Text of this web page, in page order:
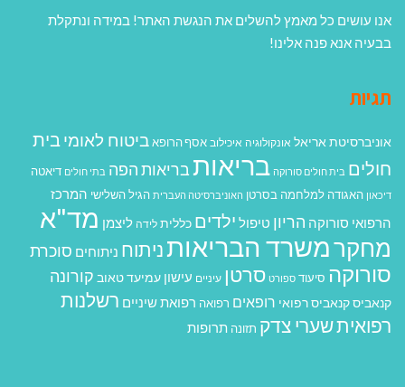
אנו עושים כל מאמץ להשלים את הנגשת האתר! במידה ונתקלת
בבעיה אנא פנה אלינו!
תגיות
אוניברסיטת אריאל אונקולוגיה איכילוב אסף הרופא ביטוח לאומיבית
חולים בית חולים סורוקה בריאותבריאות הפה בתי חולים דיאטה
דיכאון האגודה למלחמה בסרטן האוניברסיטה העברית הגיל השלישי המרכז
הרפואי סורוקה הריון טיפול ילדים כללית לידה ליצמן מד"א
מחקרמשרד הבריאותניתוח ניתוחים סוכרת
סורוקה סיעוד ספורט סרטן עיניים עישון עמיעד טאוב קורונה
קנאביסקנאביס רפואי רופאים רפואה רפואת שיניים רשלנות
רפואיתשערי צדק תזונה תרופות